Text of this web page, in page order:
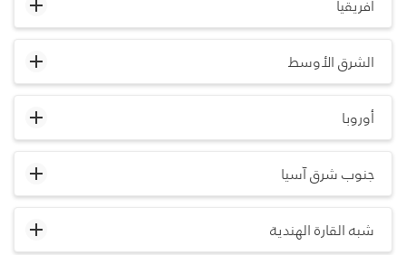
أفريقيا
الشرق الأوسط
أوروبا
جنوب شرق آسيا
شبه القارة الهندية